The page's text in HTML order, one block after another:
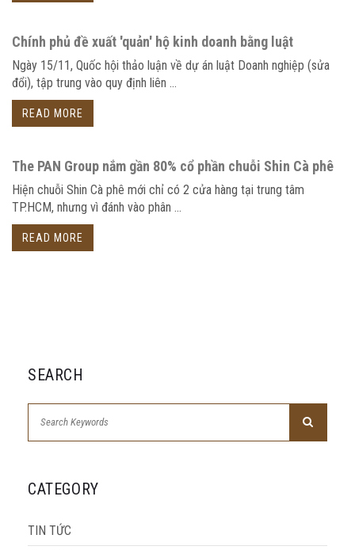
Chính phủ đề xuất 'quản' hộ kinh doanh bằng luật
Ngày 15/11, Quốc hội thảo luận về dự án luật Doanh nghiệp (sửa
đổi), tập trung vào quy định liên ...
READ MORE
The PAN Group nắm gần 80% cổ phần chuỗi Shin Cà phê
Hiện chuỗi Shin Cà phê mới chỉ có 2 cửa hàng tại trung tâm
TP.HCM, nhưng vì đánh vào phân ...
READ MORE
SEARCH
CATEGORY
TIN TỨC